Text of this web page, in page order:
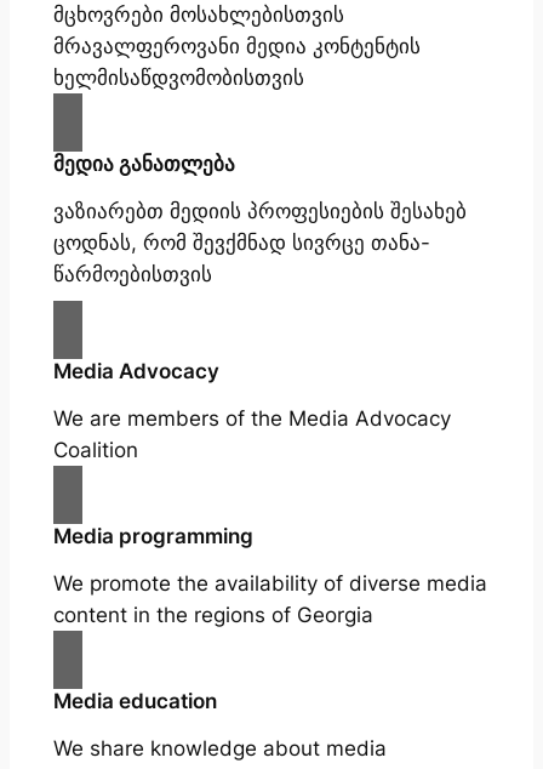
მცხოვრები მოსახლებისთვის
მრავალფეროვანი მედია კონტენტის
ხელმისაწდვომობისთვის
მედია განათლება
ვაზიარებთ მედიის პროფესიების შესახებ
ცოდნას, რომ შევქმნად სივრცე თანა-
წარმოებისთვის
Media Advocacy
We are members of the Media Advocacy
Coalition
Media programming
We promote the availability of diverse media
content in the regions of Georgia
Media education
We share knowledge about media